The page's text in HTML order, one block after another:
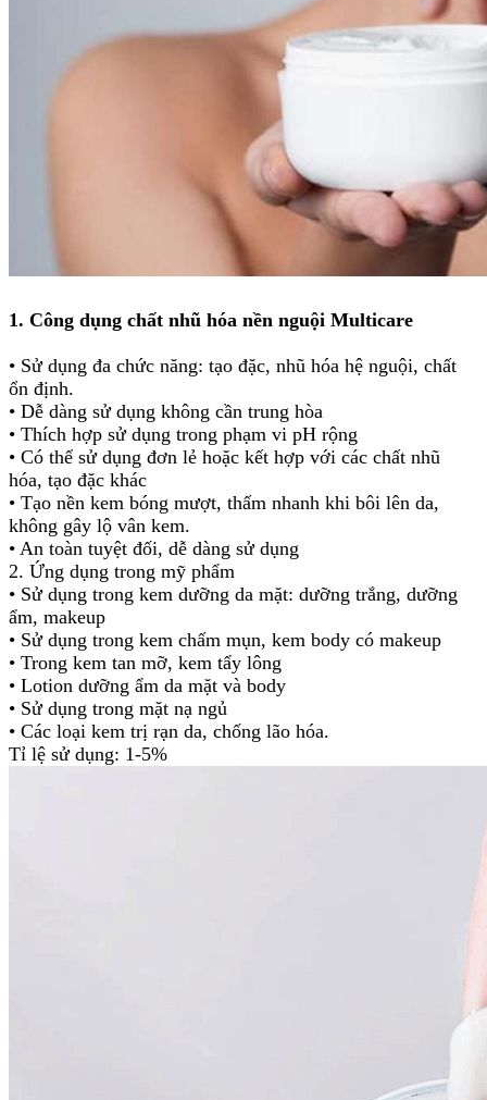
1. Công dụng chất nhũ hóa nền nguội Multicare
• Sử dụng đa chức năng: tạo đặc, nhũ hóa hệ nguội, chất
ổn định.
• Dễ dàng sử dụng không cần trung hòa
• Thích hợp sử dụng trong phạm vi pH rộng
• Có thể sử dụng đơn lẻ hoặc kết hợp với các chất nhũ
hóa, tạo đặc khác
• Tạo nền kem bóng mượt, thấm nhanh khi bôi lên da,
không gây lộ vân kem.
• An toàn tuyệt đối, dễ dàng sử dụng
2. Ứng dụng trong mỹ phẩm
• Sử dụng trong kem dưỡng da mặt: dưỡng trắng, dưỡng
ẩm, makeup
• Sử dụng trong kem chấm mụn, kem body có makeup
• Trong kem tan mỡ, kem tẩy lông
• Lotion dưỡng ẩm da mặt và body
• Sử dụng trong mặt nạ ngủ
• Các loại kem trị rạn da, chống lão hóa.
Tỉ lệ sử dụng: 1-5%